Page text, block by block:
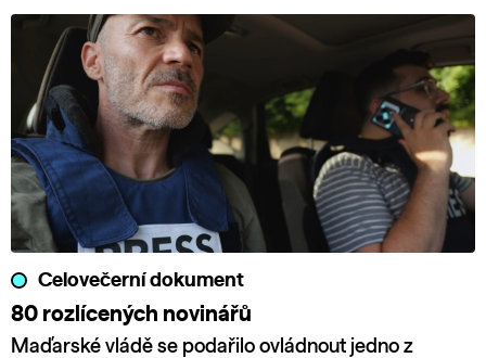
Celovečerní dokument
80 rozlícených novinářů
Maďarské vládě se podařilo ovládnout jedno z